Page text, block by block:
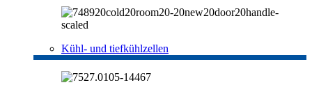
Kühl- und tiefkühlzellen